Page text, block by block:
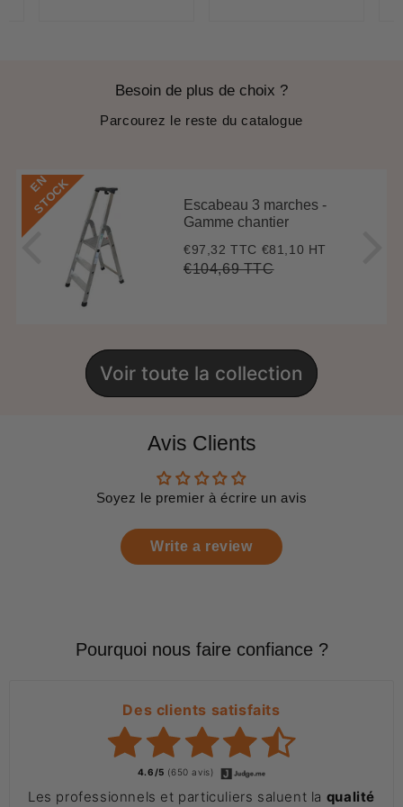
Besoin de plus de choix ?
Parcourez le reste du catalogue
E
N
S
T
O
C
K
Escabeau 3 marches -
Gamme chantier
Prix
réduit
€97,32 TTC €97,32
€81,10 HT
Prix
€104,69 TTC€104,69
Voir toute la collection
Avis Clients
Soyez le premier à écrire un avis
Write a review
Pourquoi nous faire confiance ?
Des clients satisfaits
4.6/5 (650 avis)
Les professionnels et particuliers saluent la qualité